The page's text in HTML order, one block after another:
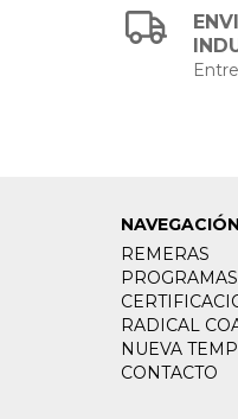
NAVEGACIÓN
REMERAS
PROGRAMAS
RADICAL
NUEVA
CONTACTO